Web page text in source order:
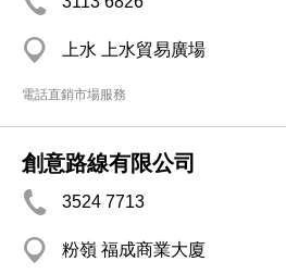
上水 上水貿易廣場
電話直銷市場服務
創意路線有限公司
3524 7713
粉嶺 福成商業大廈